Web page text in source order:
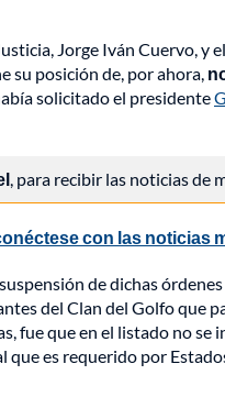
Jorge Iván Cuervo, y
su posición de, por ahora,
solicitado el presidente
, para recibir las noticias de
con las noticias
de dichas
del Clan del Golfo que
fue que en el listado no
que es requerido por